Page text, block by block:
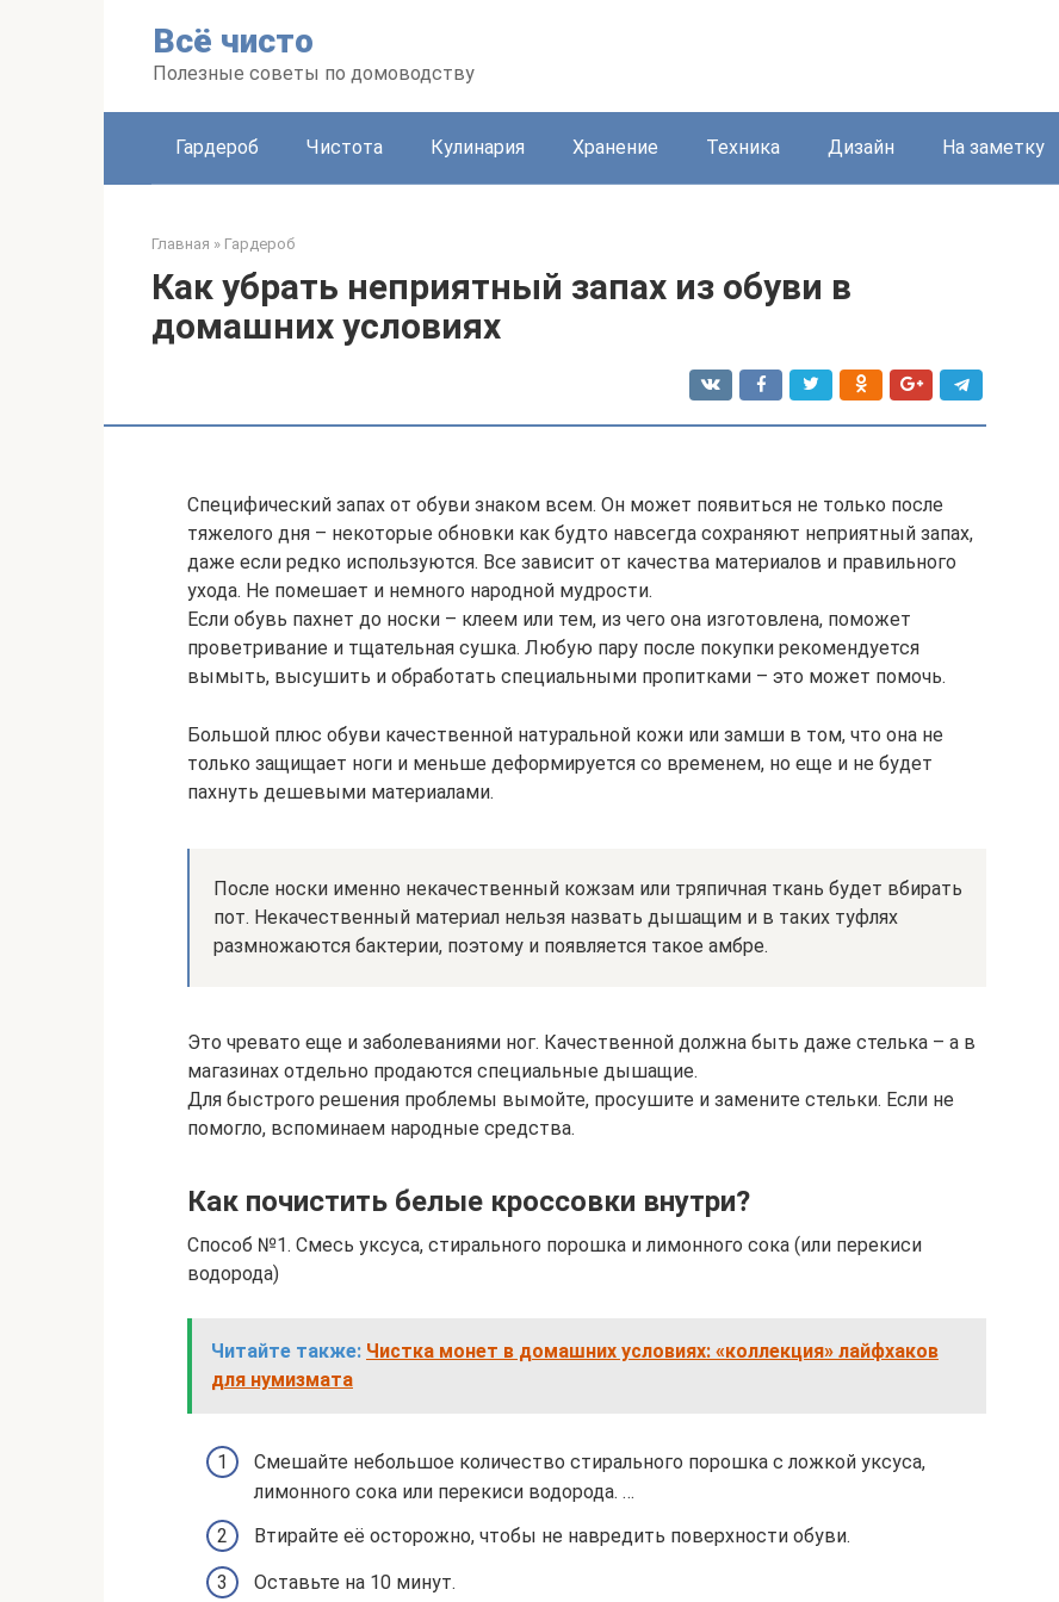
Всё чисто
Полезные советы по домоводству
Гардероб Чистота Кулинария Хранение Техника Дизайн На заметку
Главная » Гардероб
Как убрать неприятный запах из обуви в
домашних условиях
Специфический запах от обуви знаком всем. Он может появиться не только после
тяжелого дня – некоторые обновки как будто навсегда сохраняют неприятный запах,
даже если редко используются. Все зависит от качества материалов и правильного
ухода. Не помешает и немного народной мудрости.
Если обувь пахнет до носки – клеем или тем, из чего она изготовлена, поможет
проветривание и тщательная сушка. Любую пару после покупки рекомендуется
вымыть, высушить и обработать специальными пропитками – это может помочь.
Большой плюс обуви качественной натуральной кожи или замши в том, что она не
только защищает ноги и меньше деформируется со временем, но еще и не будет
пахнуть дешевыми материалами.
После носки именно некачественный кожзам или тряпичная ткань будет вбирать
пот. Некачественный материал нельзя назвать дышащим и в таких туфлях
размножаются бактерии, поэтому и появляется такое амбре.
Это чревато еще и заболеваниями ног. Качественной должна быть даже стелька – а в
магазинах отдельно продаются специальные дышащие.
Для быстрого решения проблемы вымойте, просушите и замените стельки. Если не
помогло, вспоминаем народные средства.
Как почистить белые кроссовки внутри?
Способ №1. Смесь уксуса, стирального порошка и лимонного сока (или перекиси
водорода)
Читайте также: Чистка монет в домашних условиях: «коллекция» лайфхаков
для нумизмата
Смешайте небольшое количество стирального порошка с ложкой уксуса,
лимонного сока или перекиси водорода. …
Втирайте её осторожно, чтобы не навредить поверхности обуви.
Оставьте на 10 минут.